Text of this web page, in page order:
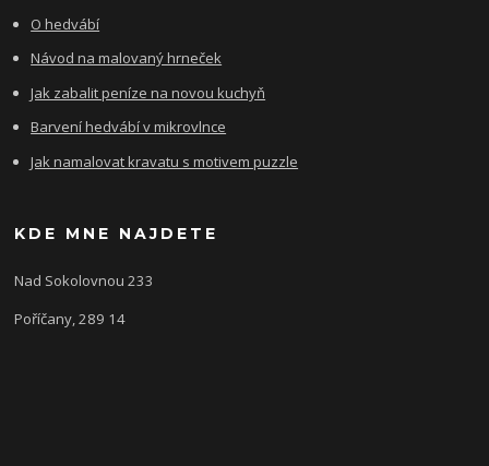
O hedvábí
Návod na malovaný hrneček
Jak zabalit peníze na novou kuchyň
Barvení hedvábí v mikrovlnce
Jak namalovat kravatu s motivem puzzle
KDE MNE NAJDETE
Nad Sokolovnou 233
Poříčany, 289 14